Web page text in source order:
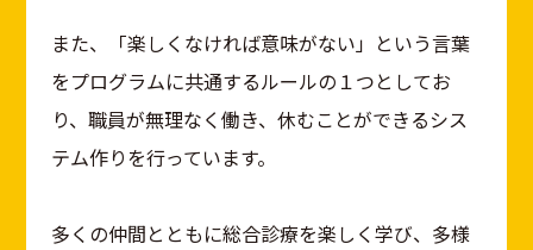
また、「楽しくなければ意味がない」という言葉
をプログラムに共通するルールの１つとしてお
り、職員が無理なく働き、休むことができるシス
テム作りを行っています。
多くの仲間とともに総合診療を楽しく学び、多様